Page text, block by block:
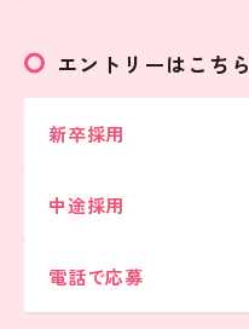
エントリーはこちら
新卒採用
中途採用
電話で応募